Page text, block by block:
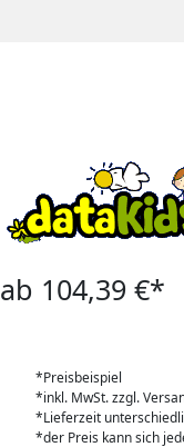
ab 104,39 €*
*Preisbeispiel
*inkl. MwSt. zzgl.
*Lieferzeit
*der Preis kann sich